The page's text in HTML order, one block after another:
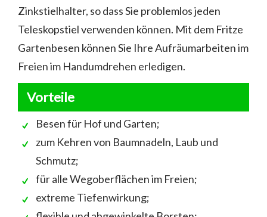
Zinkstielhalter, so dass Sie problemlos jeden
Teleskopstiel verwenden können. Mit dem Fritze
Gartenbesen können Sie Ihre Aufräumarbeiten im
Freien im Handumdrehen erledigen.
Vorteile
Besen für Hof und Garten;
zum Kehren von Baumnadeln, Laub und
Schmutz;
für alle Wegoberflächen im Freien;
extreme Tiefenwirkung;